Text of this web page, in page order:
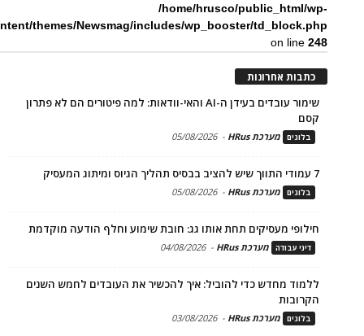
/home/hrusco/public_html/wp-
themes/Newsmag/includes/wp_booster/td_block.php
on line248
כתבות אחרונות
שימור עובדים בעידן ה-AI והאי-וודאות: למה פיטורים הם לא פתרון
קסם
בלוגים מערכת HRus -
05/08/2026
7 עמודי התווך שיש להציב בבסיס תהליך הגיוס ומיתוג המעסיק
בלוגים מערכת HRus -
05/08/2026
חילופי מעסיקים תחת אותו גג: חובת שימוע וחלף הודעה מוקדמת
דיני עבודה מערכת HRus -
04/08/2026
ללמוד מחדש כדי להוביל: איך להכשיר את העובדים לחמש השנים
הקרובות
בלוגים מערכת HRus -
03/08/2026